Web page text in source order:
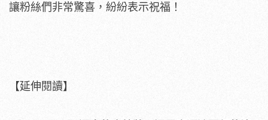
讓粉絲們非常驚喜，紛紛表示祝福！
【延伸閱讀】